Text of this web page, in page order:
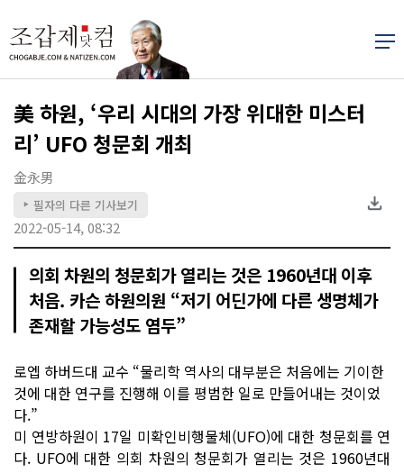
美 하원, ‘우리 시대의 가장 위대한 미스터
리’ UFO 청문회 개최
金永男
▶ 필자의 다른 기사보기
2022-05-14, 08:32
의회 차원의 청문회가 열리는 것은 1960년대 이후
처음. 카슨 하원의원 “저기 어딘가에 다른 생명체가
존재할 가능성도 염두”
로엡 하버드대 교수 “물리학 역사의 대부분은 처음에는 기이한
것에 대한 연구를 진행해 이를 평범한 일로 만들어내는 것이었
다.”
미 연방하원이 17일 미확인비행물체(UFO)에 대한 청문회를 연
다. UFO에 대한 의회 차원의 청문회가 열리는 것은 1960년대